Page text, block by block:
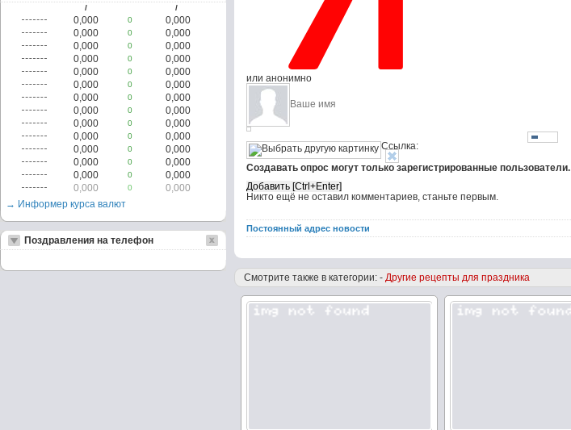
или анонимно
Ссылка:
Создавать опрос могут только зарегистрированные пользователи.
Никто ещё не оставил комментариев, станьте первым.
Постоянный адрес новости
Смотрите также в категории: -Другие рецепты для праздника
/ /
0,000 0
0,000
0,000
0
0,000
0,000
0
0,000
0,000
0
0,000
0,000
0
0,000
0,000
0
0,000
0,000
0
0,000
0,000
0
0,000
0,000
0
0,000
0,000
0
0,000
0,000
0
0,000
0,000
0
0,000
0,000
0
0,000
0,000
0
0,000
→ Информер курса валют
Поздравления на телефон